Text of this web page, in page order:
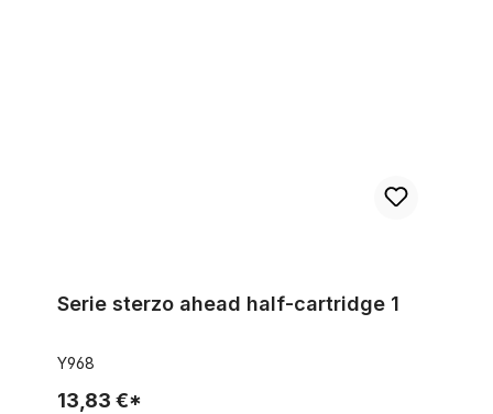
Serie sterzo ahead half-cartridge 1
Y968
13,83 €*